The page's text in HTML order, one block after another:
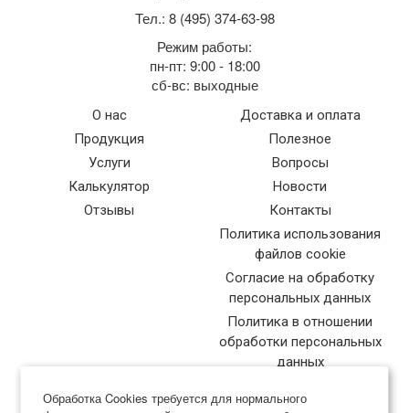
О нас
Продукция
Услуги
Калькулятор
Отзывы
Доставка и оплата
Полезное
Вопросы
Новости
Контакты
Политика использования
файлов cookie
Согласие на обработку
персональных данных
Политика в отношении
обработки персональных
данных
Тел.: 8 (495) 374-63-98
Режим работы:
пн-пт: 9:00 - 18:00
сб-вс: выходные
Обработка Cookies требуется для нормального